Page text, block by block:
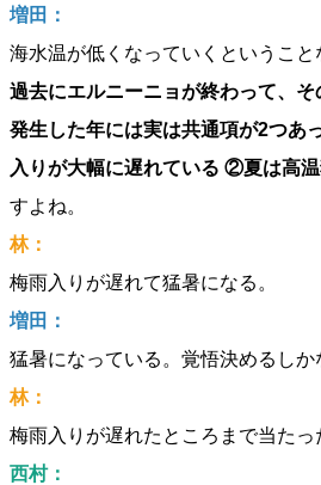
増田：
海水温が低くなっていくということ
過去にエルニーニョが終わって、
発生した年には実は共通項が2つあ
入りが大幅に遅れている ②夏は高
すよね。
林：
梅雨入りが遅れて猛暑になる。
増田：
猛暑になっている。覚悟決めるしか
林：
梅雨入りが遅れたところまで当たっ
西村：